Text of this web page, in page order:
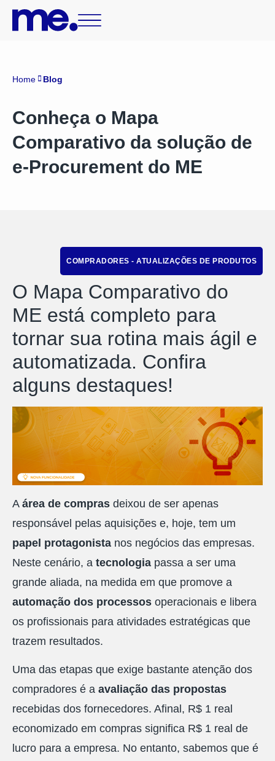
Home Blog
Conheça o Mapa
Comparativo da solução de
e-Procurement do ME
COMPRADORES - ATUALIZAÇÕES DE PRODUTOS
O Mapa Comparativo do
ME está completo para
tornar sua rotina mais ágil e
automatizada. Confira
alguns destaques!
A área de compras deixou de ser apenas
responsável pelas aquisições e, hoje, tem um
papel protagonista nos negócios das empresas.
Neste cenário, a tecnologia passa a ser uma
grande aliada, na medida em que promove a
automação dos processos operacionais e libera
os profissionais para atividades estratégicas que
trazem resultados.
Uma das etapas que exige bastante atenção dos
compradores é a avaliação das propostas
recebidas dos fornecedores. Afinal, R$ 1 real
economizado em compras significa R$ 1 real de
lucro para a empresa. No entanto, sabemos que é